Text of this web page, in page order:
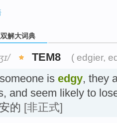
解大词典
TEM8 ( edgier,
is edgy, they
and seem likely to
的 [非正式]